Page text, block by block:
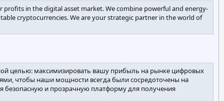
in the digital asset market. We combine powerful and energy-
cryptocurrencies. We are your strategic partner in the world of
целью: максимизировать вашу прибыль на рынке цифровых
чтобы наши мощности всегда были сосредоточены на
безопасную и прозрачную платформу для получения